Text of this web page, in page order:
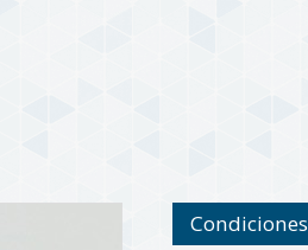
Condiciones